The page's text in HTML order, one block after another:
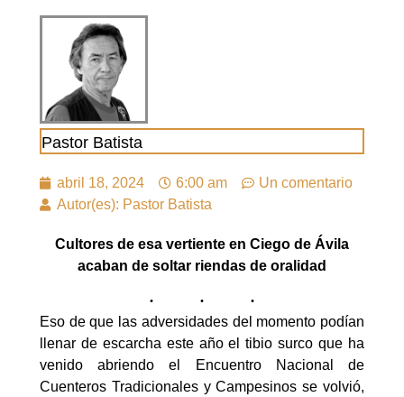
Pastor Batista
abril 18, 2024 6:00 am
Un comentario
Autor(es): Pastor Batista
Cultores de esa vertiente en Ciego de Ávila
acaban de soltar riendas de oralidad
Eso de que las adversidades del momento podían
llenar de escarcha este año el tibio surco que ha
venido abriendo el Encuentro Nacional de
Cuenteros Tradicionales y Campesinos se volvió,